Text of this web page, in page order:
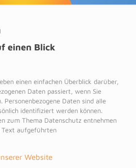
einen Blick
einen einfachen Überblick darüber,
Daten passiert, wenn Sie
Personenbezogene Daten sind alle
identifiziert werden können.
zum Thema Datenschutz entnehmen
Text aufgeführten
Website